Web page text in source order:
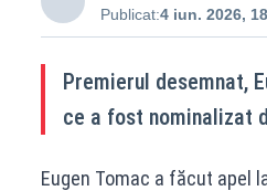
Publicat:4 iun. 2026,
Premierul desemnat,
ce a fost nominalizat
Eugen Tomac a făcut apel